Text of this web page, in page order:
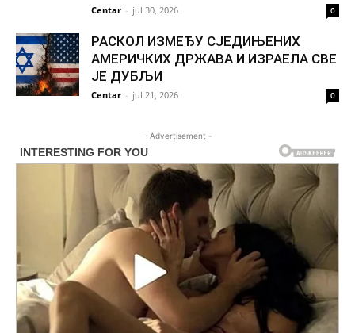
Centar - jul 30, 2026 0
РАСКОЛ ИЗМЕЂУ СЈЕДИЊЕНИХ
АМЕРИЧКИХ ДРЖАВА И ИЗРАЕЛА СВЕ
ЈЕ ДУБЉИ
Centar - jul 21, 2026 0
- Advertisement -